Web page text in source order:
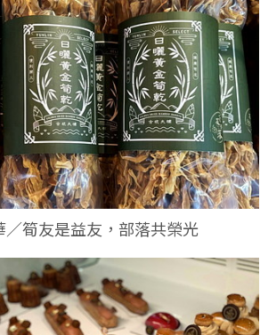
筍友是益友，部落共榮光